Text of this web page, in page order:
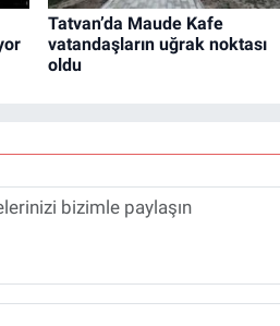
Tatvan’da Maude Kafe
vatandaşların uğrak noktası
oldu